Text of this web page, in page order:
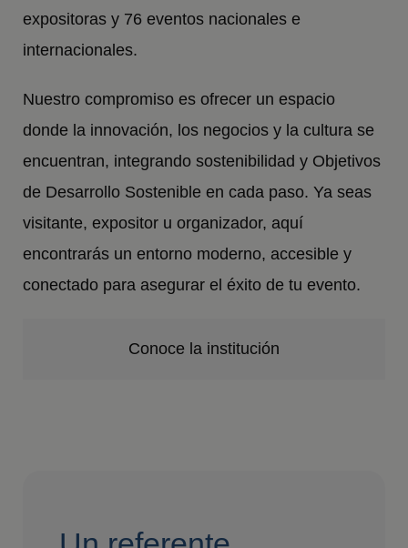
expositoras y 76 eventos nacionales e
internacionales.
Nuestro compromiso es ofrecer un espacio
donde la innovación, los negocios y la cultura se
encuentran, integrando sostenibilidad y Objetivos
de Desarrollo Sostenible en cada paso. Ya seas
visitante, expositor u organizador, aquí
encontrarás un entorno moderno, accesible y
conectado para asegurar el éxito de tu evento.
Conoce la institución